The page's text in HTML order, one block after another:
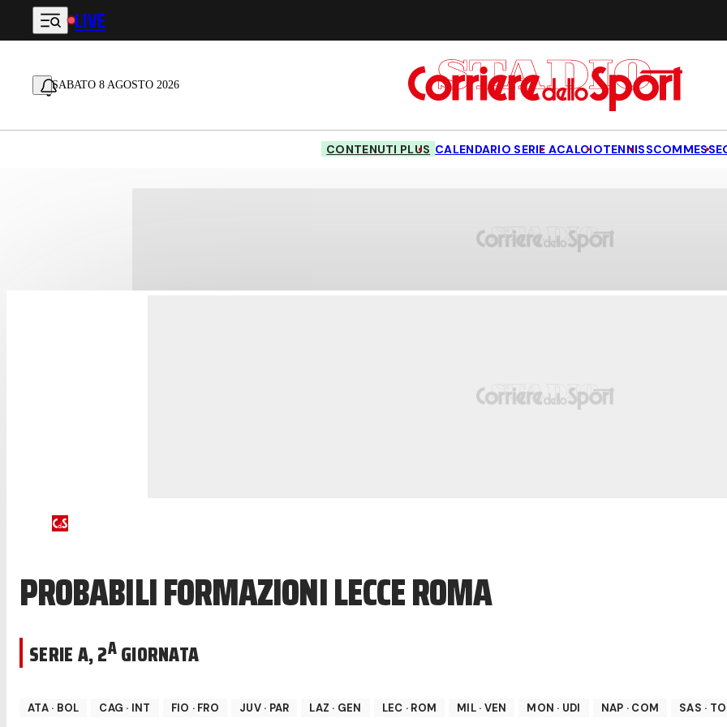
Vai al contenuto principale
LIVE
SABATO 8 AGOSTO 2026
CONTENUTI PLUS CALENDARIO SERIE ACALCIOTENNISSCOMMESSE
PROBABILI FORMAZIONI LECCE ROMA
SERIE A,2AGIORNATA
ATA· BOL CAG · INT FIO · FRO JUV· PAR LAZ · GEN LEC · ROM MIL· VEN MON · UDI NAP · COM SAS ·